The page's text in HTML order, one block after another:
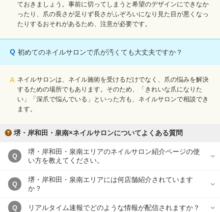
閉じる
ておきましょう。事前に切ってしまうと希望のデザインにできなか
ったり、爪の長さが足りず長さがふぞろいになり見た目が悪くなっ
たりするおそれがあるため、注意が必要です。
Q 初めてのネイルサロンで爪が汚くても大丈夫ですか？
A ネイルサロンは、ネイル施術を受けるだけでなく、爪の悩みを解決
するための場所でもあります。そのため、「きれいな爪になりた
い」「深爪で悩んでいる」といった方も、ネイルサロンで相談でき
ます。
堺・岸和田・泉南×ネイルサロンについてよくある質問
Q
堺・岸和田・泉南エリアのネイルサロン紹介ページの使
い方を教えてください。
Q
堺・岸和田・泉南エリアには何店舗紹介されています
か？
Q リアルタイム速報でどのような情報が配信されますか？